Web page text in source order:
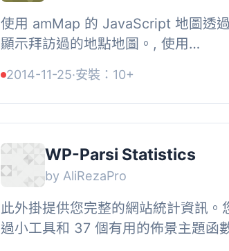
使用 amMap 的 JavaScript 地圖透
顯示拜訪過的地點地圖。, 使用
加入文字及在以下欄位關閉簡碼：,
2014-11-25·安裝：10+
WP-Parsi Statistics
by AliRezaPro
此外掛提供您完整的網站統計資訊。
過小工具和 37 個有用的佈景主題函